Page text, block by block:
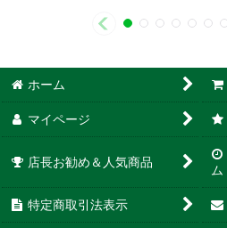
ホーム
マイページ
店長お勧め＆人気商品
ム
特定商取引法表示